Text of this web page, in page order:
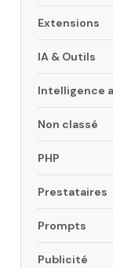
Extensions
IA & Outils
Intelligence
Non classé
PHP
Prestataires
Prompts
Publicité